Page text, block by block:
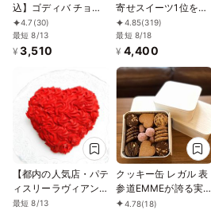
込】ゴディバ チョコ
レートロールケーキ
お中元2026
4.7 (30)
最短 8/13
¥ 3,510
寄せスイーツ1位を獲
得！誕生日に 熟成で
旨味成分約2倍！グル
テンフリーの「熟成バ
スクチーズケーキ」
誕生日プレゼント
4.85(319)
最短 8/18
¥ 4,400
【都内の人気店・パテ
ィスリーラヴィアンレ
ーヴ】ハートのレッド
最短 8/13
クッキー缶 レガル 表
参道EMMEが誇る実力
の一品
4.78(18)